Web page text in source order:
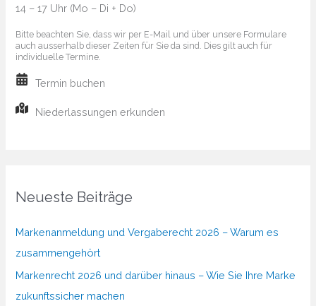
14 – 17 Uhr (Mo – Di + Do)
Bitte beachten Sie, dass wir per E-Mail und über unsere Formulare
auch ausserhalb dieser Zeiten für Sie da sind. Dies gilt auch für
individuelle Termine.
Termin buchen
Niederlassungen erkunden
Neueste Beiträge
Markenanmeldung und Vergaberecht 2026 – Warum es
zusammengehört
Markenrecht 2026 und darüber hinaus – Wie Sie Ihre Marke
zukunftssicher machen